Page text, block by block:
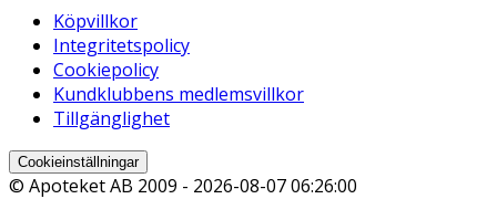
Köpvillkor
Integritetspolicy
Cookiepolicy
Kundklubbens medlemsvillkor
Tillgänglighet
Cookieinställningar
© Apoteket AB 2009 - 2026-08-07 06:26:00